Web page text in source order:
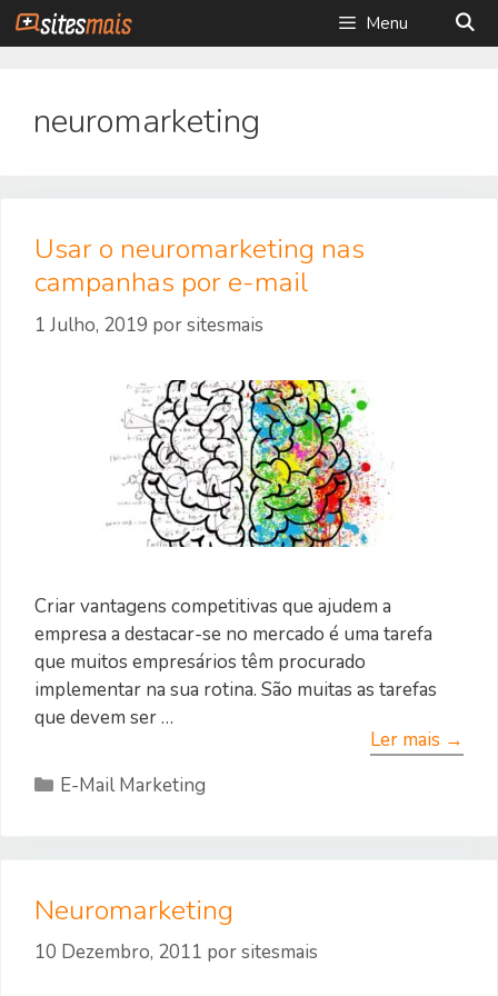
Saltar
para
Menu
neuromarketing
Usar o neuromarketing nas
campanhas por e-mail
1 Julho, 2019 porsitesmais
Criar vantagens competitivas que ajudem a
empresa a destacar-se no mercado é uma tarefa
que muitos empresários têm procurado
implementar na sua rotina. São muitas as tarefas
que devem ser …
Ler mais →
Categorias
E-Mail Marketing
Neuromarketing
10 Dezembro, 2011 porsitesmais